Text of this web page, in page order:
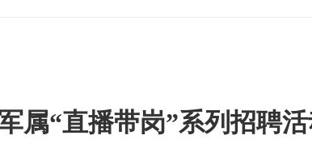
属“直播带岗”系列招聘